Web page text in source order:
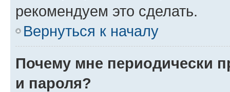
рекомендуем это сделать.
Вернуться к началу
Почему мне периодически
и пароля?